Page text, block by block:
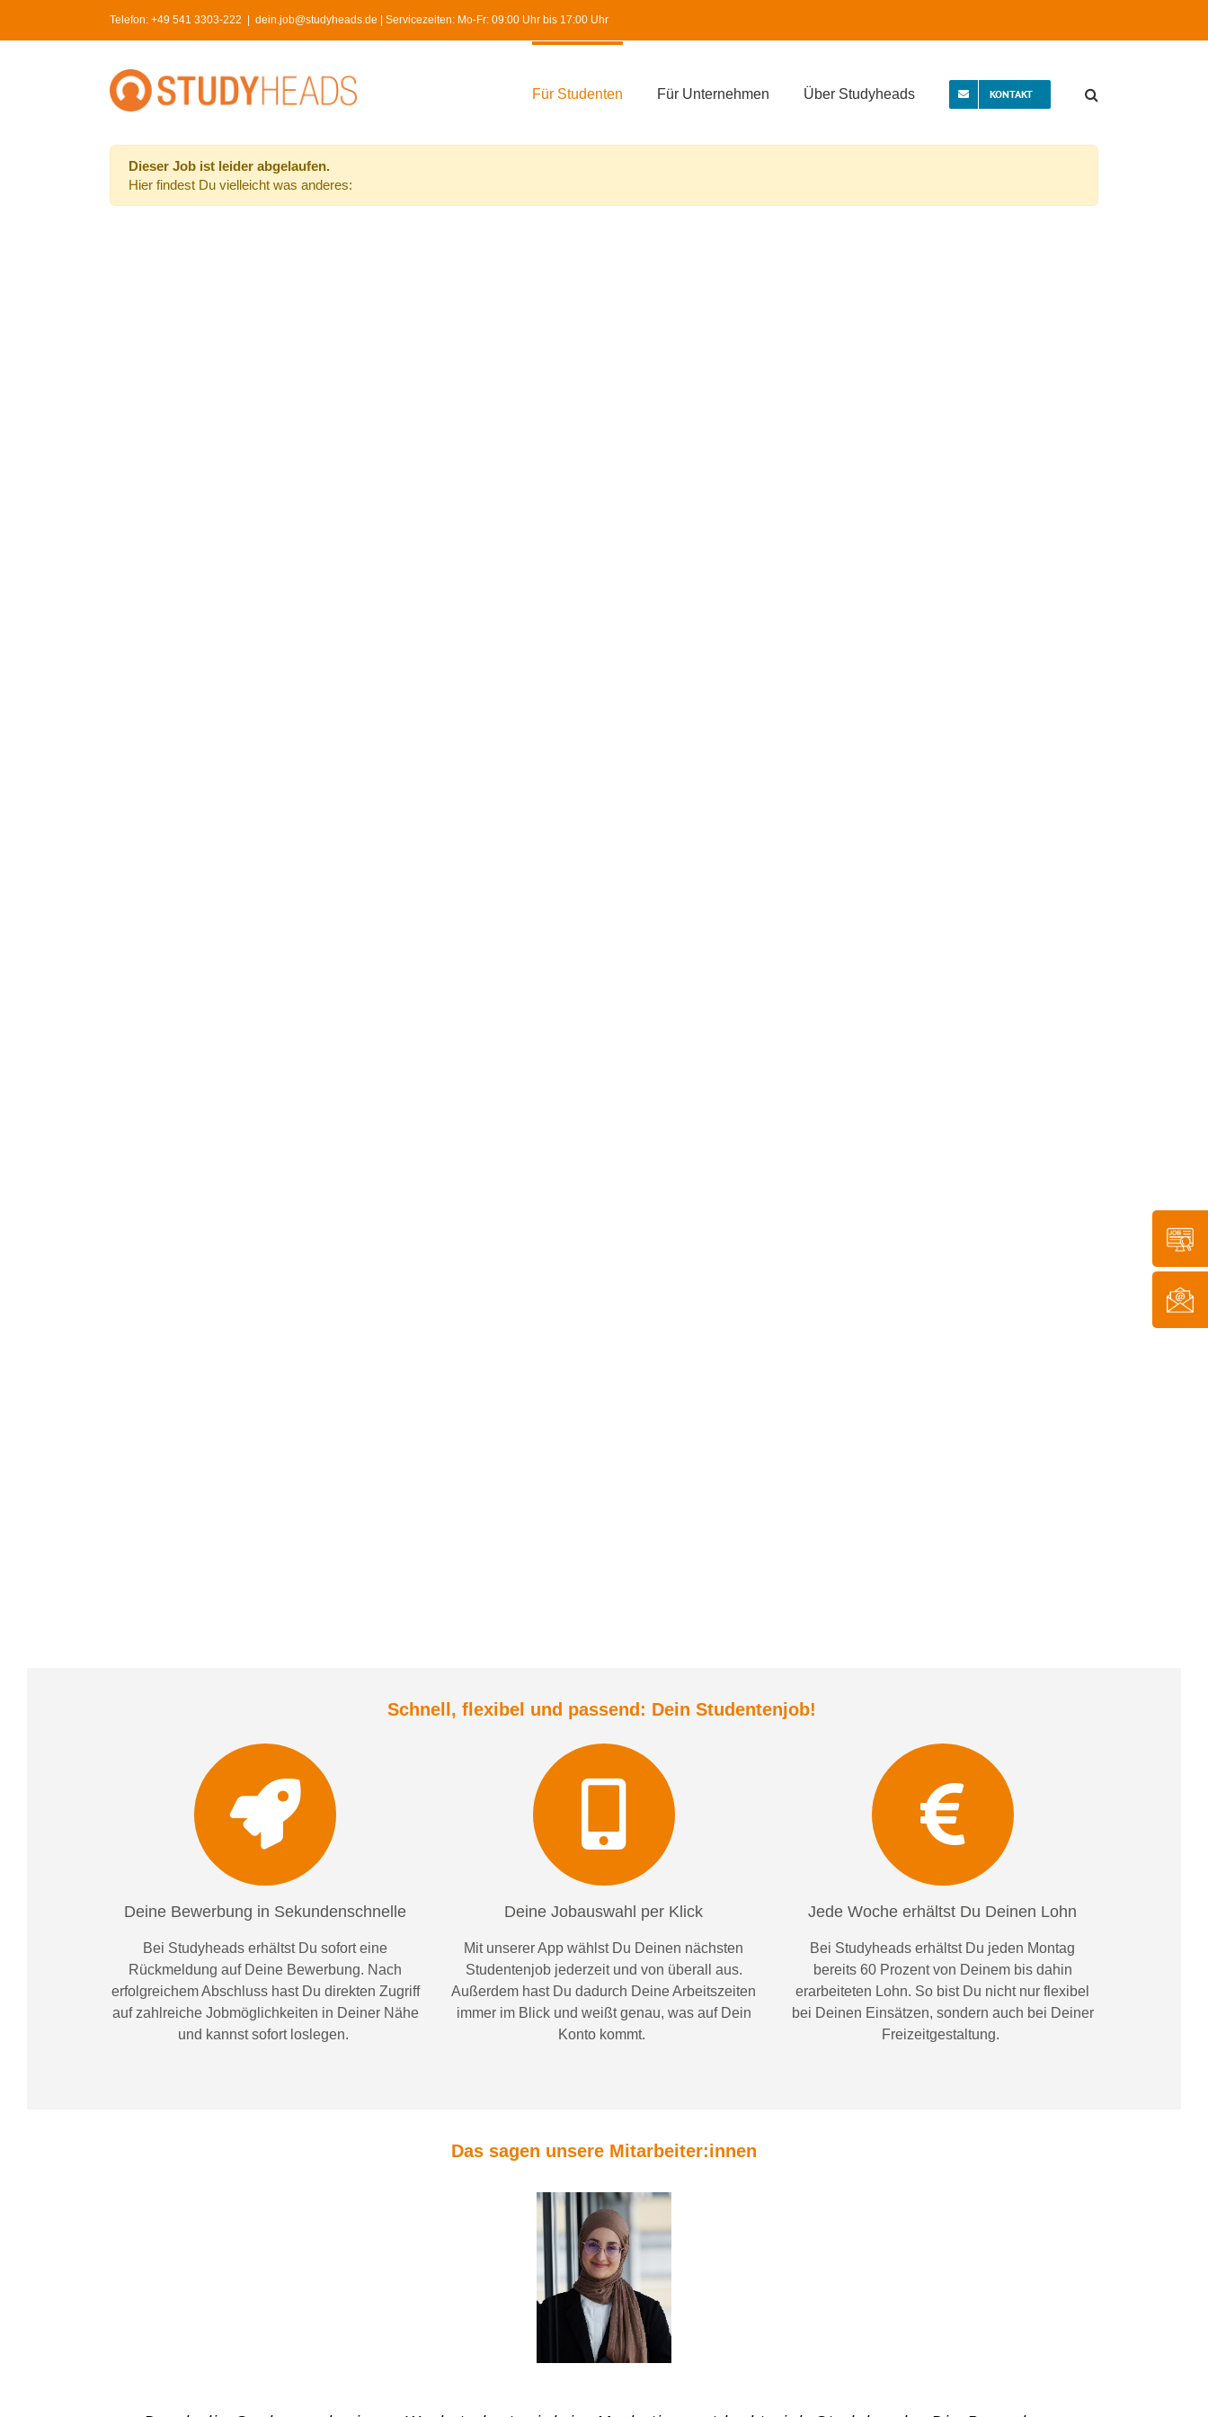
Telefon: +49 541 3303-222 dein.job@studyheads.de | Servicezeiten: Mo-Fr: 09:00 Uhr bis 17:00 Uhr
Für Studenten Für Unternehmen Über Studyheads KONTAKT
Dieser Job ist leider abgelaufen.
Hier findest Du vielleicht was anderes:
Schnell, flexibel und passend: Dein Studentenjob!
Deine Bewerbung in Sekundenschnelle
Bei Studyheads erhältst Du sofort eine
Rückmeldung auf Deine Bewerbung. Nach
erfolgreichem Abschluss hast Du direkten Zugriff
auf zahlreiche Jobmöglichkeiten in Deiner Nähe
und kannst sofort loslegen.
Deine Jobauswahl per Klick
Mit unserer App wählst Du Deinen nächsten
Studentenjob jederzeit und von überall aus.
Außerdem hast Du dadurch Deine Arbeitszeiten
immer imBlick und weißtgenau, was auf Dein
Konto kommt.
Jede Woche erhältst Du Deinen Lohn
Bei Studyheads erhältst Du jeden Montag
bereits 60 Prozent von Deinem bis dahin
erarbeiteten Lohn. So bist Du nicht nur flexibel
bei Deinen Einsätzen, sondern auch bei Deiner
Freizeitgestaltung.
Das sagen unsere Mitarbeiter:innen